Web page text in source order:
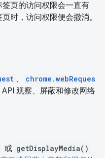
页的访问权限会一直有
时，访问权限便会撤消。
、
chrome.webReques
API 观察、屏蔽和修改网络
或 getDisplayMedia()